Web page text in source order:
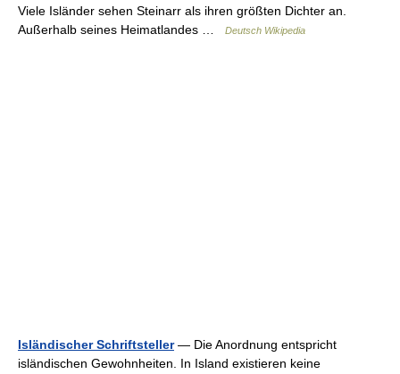
Viele Isländer sehen Steinarr als ihren größten Dichter an.
Außerhalb seines Heimatlandes …
Deutsch Wikipedia
Isländischer Schriftsteller— Die Anordnung entspricht
isländischen Gewohnheiten. In Island existieren keine